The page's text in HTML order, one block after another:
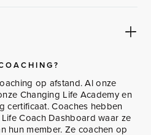
op afstand. Al onze
Changing Life Academy en
certificaat. Coaches hebben
Coach Dashboard waar ze
hun member. Ze coachen op